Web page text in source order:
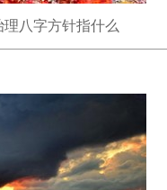
八字方针指什么